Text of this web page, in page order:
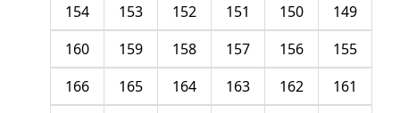
149
150
151
152
153
154
155
156
157
158
159
160
161
162
163
164
165
166